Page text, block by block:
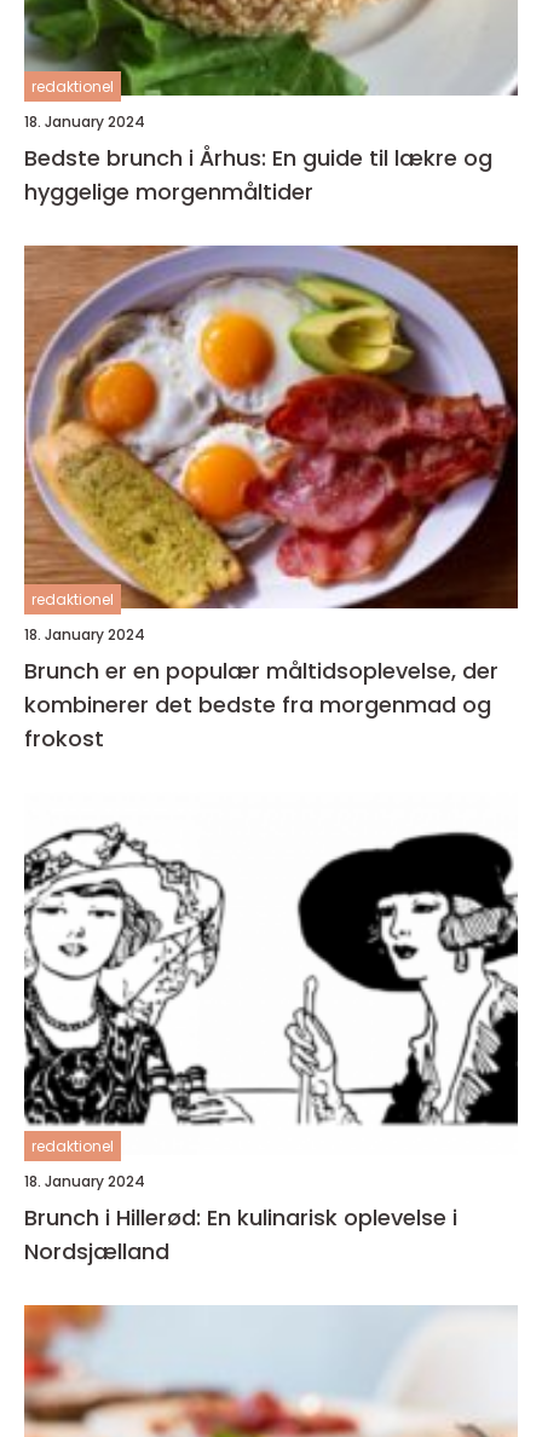
redaktionel
18. January 2024
Bedste brunch i Århus: En guide til lækre og
hyggelige morgenmåltider
redaktionel
18. January 2024
Brunch er en populær måltidsoplevelse, der
kombinerer det bedste fra morgenmad og
frokost
redaktionel
18. January 2024
Brunch i Hillerød: En kulinarisk oplevelse i
Nordsjælland